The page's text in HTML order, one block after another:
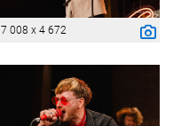
7 008 x 4 672